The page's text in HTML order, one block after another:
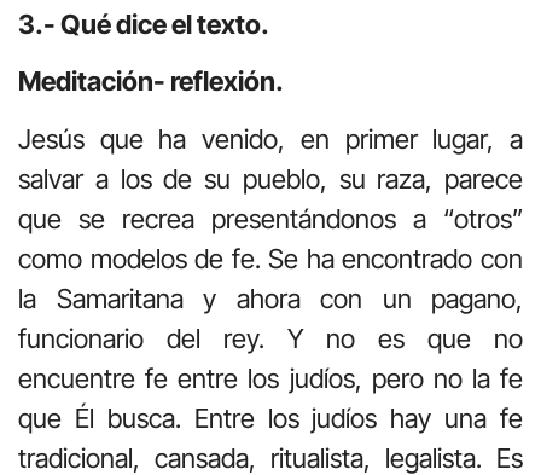
3.- Qué dice el texto.
Meditación- reflexión.
Jesús que ha venido, en primer lugar, a
salvar a los de su pueblo, su raza, parece
que se recrea presentándonos a “otros”
como modelos de fe. Se ha encontrado con
la Samaritana y ahora con un pagano,
funcionario del rey. Y no es que no
encuentre fe entre los judíos, pero no la fe
que Él busca. Entre los judíos hay una fe
tradicional, cansada, ritualista, legalista. Es